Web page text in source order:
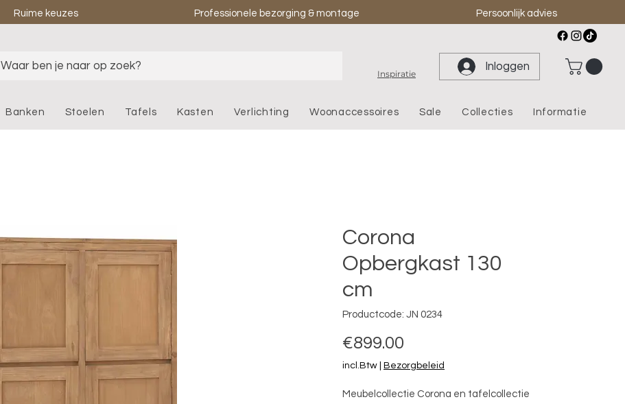
Ruime keuzes Professionele bezorging & montage Persoonlijk advies
Waar ben je naar op zoek?
Inspiratie
Inloggen
Banken Stoelen Tafels Kasten Verlichting Woonaccessoires Sale Collecties Informatie
Corona
Opbergkast 130
cm
Productcode: JN 0234
€899.00
incl.Btw Bezorgbeleid
Meubelcollectie Corona en tafelcollectie